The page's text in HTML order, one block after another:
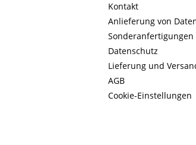
Kontakt
Anlieferung von
Sonderanfertigungen
Datenschutz
Lieferung und
AGB
Cookie-Einstellungen